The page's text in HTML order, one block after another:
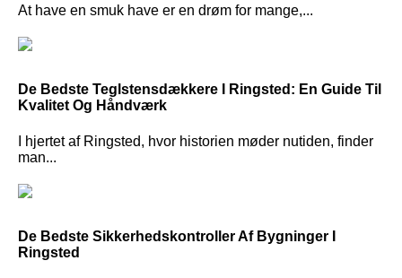
At have en smuk have er en drøm for mange,...
De Bedste Teglstensdækkere I Ringsted: En Guide Til
Kvalitet Og Håndværk
I hjertet af Ringsted, hvor historien møder nutiden, finder
man...
De Bedste Sikkerhedskontroller Af Bygninger I
Ringsted